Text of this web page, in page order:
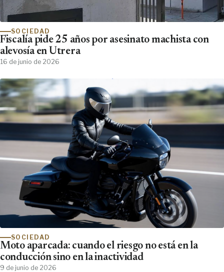
SOCIEDAD
Fiscalía pide 25 años por asesinato machista con
alevosía en Utrera
16 de junio de 2026
SOCIEDAD
Moto aparcada: cuando el riesgo no está en la
conducción sino en la inactividad
9 de junio de 2026